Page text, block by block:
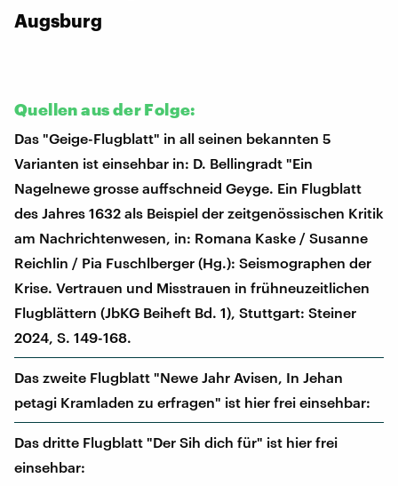
Augsburg
Quellen aus der Folge:
Das "Geige-Flugblatt" in all seinen bekannten 5
Varianten ist einsehbar in: D. Bellingradt "Ein
Nagelnewe grosse auffschneid Geyge. Ein Flugblatt
des Jahres 1632 als Beispiel der zeitgenössischen Kritik
am Nachrichtenwesen, in: Romana Kaske / Susanne
Reichlin / Pia Fuschlberger (Hg.): Seismographen der
Krise. Vertrauen und Misstrauen in frühneuzeitlichen
Flugblättern (JbKG Beiheft Bd. 1), Stuttgart: Steiner
2024, S. 149-168.
Das zweite Flugblatt "Newe Jahr Avisen, In Jehan
petagi Kramladen zu erfragen" ist hier frei einsehbar:
Das dritte Flugblatt "Der Sih dich für" ist hier frei
einsehbar: